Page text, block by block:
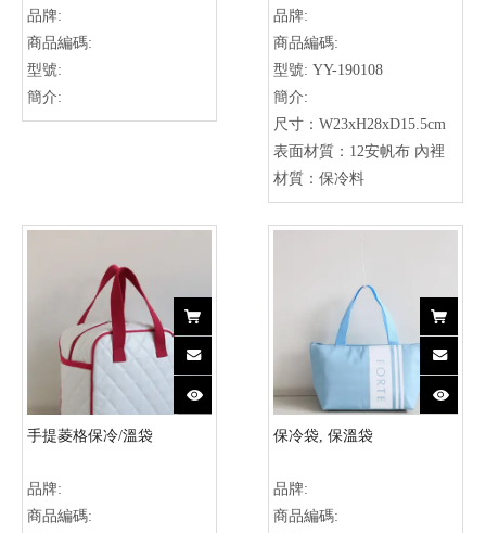
品牌:
商品編碼:
型號:
簡介:
品牌:
商品編碼:
型號: YY-190108
簡介:
尺寸：W23xH28xD15.5cm
表面材質：12安帆布 內裡
材質：保冷料
手提菱格保冷/溫袋
品牌:
商品編碼:
保冷袋, 保溫袋
品牌:
商品編碼: